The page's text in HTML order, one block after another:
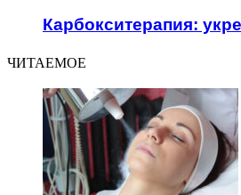
Карбокситерапия:
ЧИТАЕМОЕ